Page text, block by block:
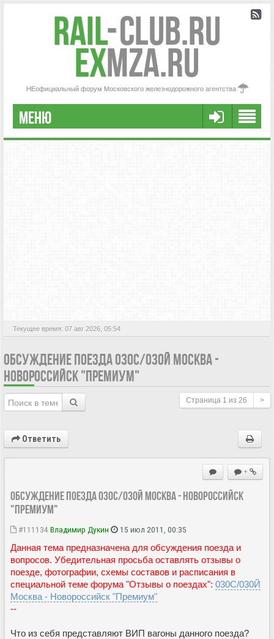
Rail-Club.RU
exMZA.RU
НЕофициальный форум Московского железнодорожного агентства
МЕНЮ
РЕГИСТРАЦИЯ
Текущее время: 07 авг 2026, 05:54
ОБСУЖДЕНИЕ ПОЕЗДА 030С/030Й МОСКВА -
НОВОРОССИЙСК "ПРЕМИУМ"
Страница 1 из 26 >
Ответить
+
Обсуждение поезда 030С/030Й Москва - Новороссийск
"Премиум"
#111134 Владимир Дукин 15 июл 2011, 00:35
Данная тема предназначена для обсуждения поезда и
вопросов. Убедительная просьба оставлять отзывы о
поезде, фотографии, схемы составов и расписания в
специальной теме форума "Отзывы о поездах": 030С/030Й
Москва - Новороссийск "Премиум"
--
Что из себя представляют ВИП вагоны данного поезда?